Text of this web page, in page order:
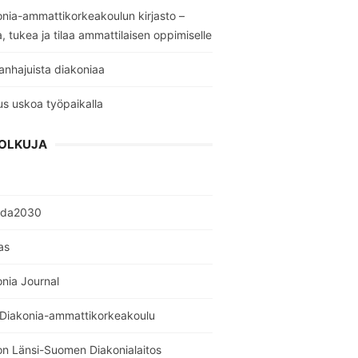
ammattikorkeakoulun kirjasto –
tukea ja tilaa ammattilaisen oppimiselle
diakoniaa
uskoa työpaikalla
Journal
ammattikorkeakoulu
Länsi-Suomen Diakonialaitos